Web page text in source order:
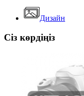
Дизайн
Сіз көрдіңіз